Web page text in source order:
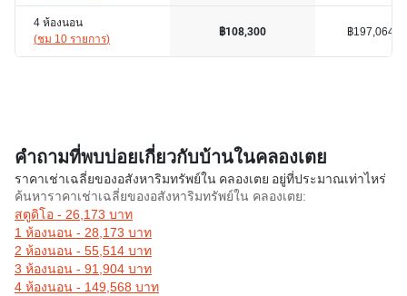
4 ห้องนอน
(ชม 10 รายการ) ฿108,300 ฿197,064
คำถามที่พบบ่อยเกี่ยวกับบ้านในคลองเตย
ราคาเช่าเฉลี่ยของอสังหาริมทรัพย์ใน คลองเตย อยู่ที่ประมาณเท่าไหร่
ค้นหาราคาเช่าเฉลี่ยของอสังหาริมทรัพย์ใน คลองเตย:
สตูดิโอ - 26,173 บาท
1 ห้องนอน - 28,173 บาท
2 ห้องนอน - 55,514 บาท
3 ห้องนอน - 91,904 บาท
4 ห้องนอน - 149,568 บาท